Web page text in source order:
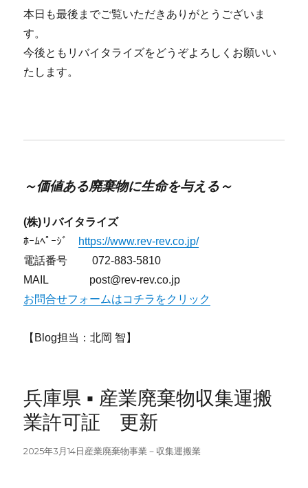
本日も最後までご覧いただきありがとうございま
す。
今後ともリバイタライズをどうぞよろしくお願いい
たします。
～価値ある廃棄物に生命を与える～
(株)リバイタライズ
ﾎｰﾑﾍﾟｰｼﾞ https://www.rev-rev.co.jp/
電話番号 072-883-5810
MAIL post@rev-rev.co.jp
お問合せフォームはコチラをクリック
【Blog担当：北岡 智】
兵庫県 ▪ 産業廃棄物収集運搬
業許可証 更新
投
2025年3月14日カ
産業廃棄物事業－収集運搬業